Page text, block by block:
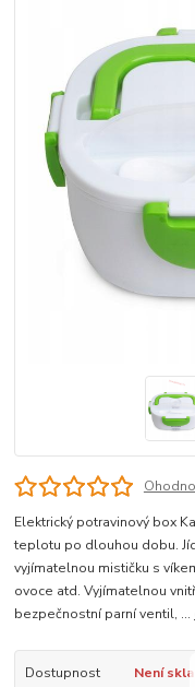
Elektrický potravinový box
teplotu po dlouhou dobu.
vyjímatelnou mističku s
ovoce atd. Vyjímatelnou
bezpečnostní parní ventil, ...
Dostupnost Není